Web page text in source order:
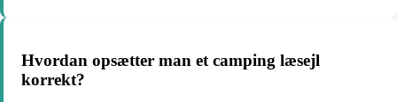
Hvordan opsætter man et camping læsejl
korrekt?